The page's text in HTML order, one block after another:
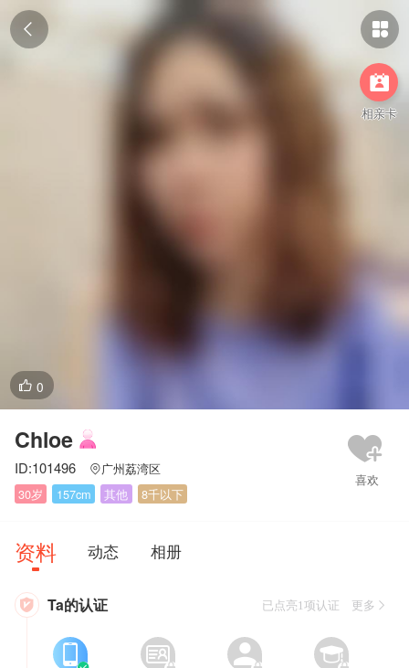
 

相亲卡
 0
Chloe
ID:101496 广州荔湾区
30岁
157cm 其他 8千以下
资料 动态 相册
 Ta的认证 已点亮1项认证 更多
  